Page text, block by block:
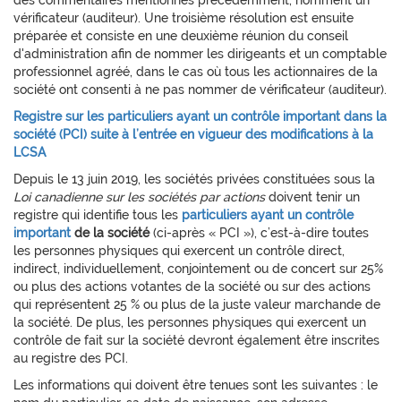
vérificateur (auditeur). Une troisième résolution est ensuite
préparée et consiste en une deuxième réunion du conseil
d'administration afin de nommer les dirigeants et un comptable
professionnel agréé, dans le cas où tous les actionnaires de la
société ont consenti à ne pas nommer de vérificateur (auditeur).
Registre sur les particuliers ayant un contrôle important dans la
société (PCI) suite à l’entrée en vigueur des modifications à la
LCSA
Depuis le 13 juin 2019, les sociétés privées constituées sous la
Loi canadienne sur les sociétés par actionsdoivent tenir un
registre qui identifie tous les particuliers ayant un contrôle
importantde la société(ci-après « PCI »), c’est-à-dire toutes
les personnes physiques qui exercent un contrôle direct,
indirect, individuellement, conjointement ou de concert sur 25%
ou plus des actions votantes de la société ou sur des actions
qui représentent 25 % ou plus de la juste valeur marchande de
la société. De plus, les personnes physiques qui exercent un
contrôle de fait sur la société devront également être inscrites
au registre des PCI.
Les informations qui doivent être tenues sont les suivantes : le